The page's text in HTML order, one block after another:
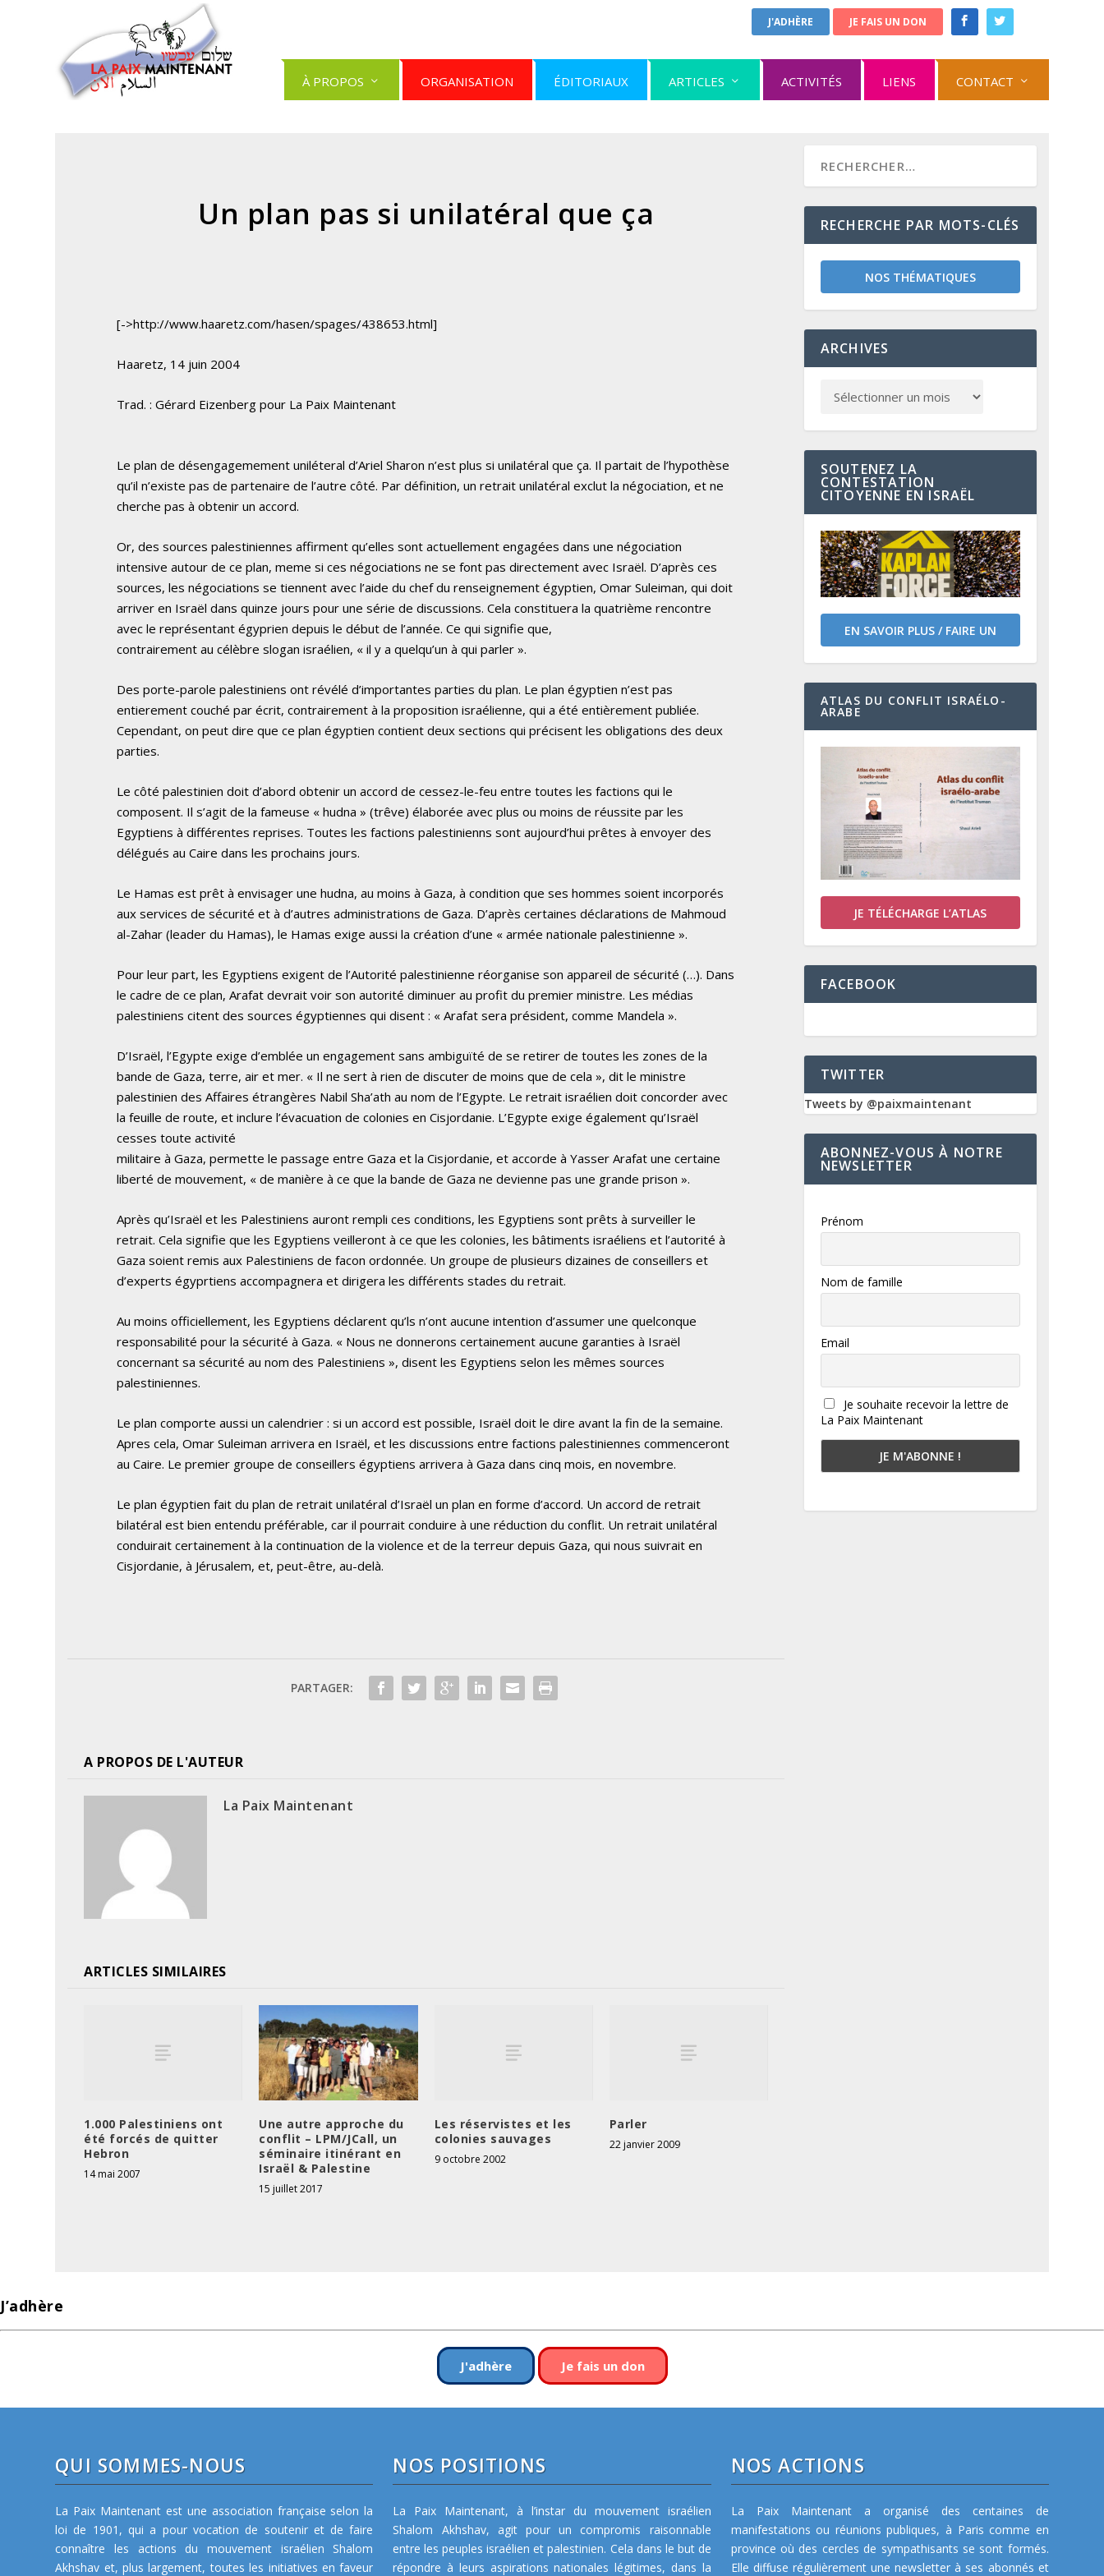
J'ADHÈRE JE FAIS UN DON
À PROPOS ORGANISATION ÉDITORIAUX ARTICLES ACTIVITÉS LIENS CONTACT
Un plan pas si unilatéral que ça
[->http://www.haaretz.com/hasen/spages/438653.html]
Haaretz, 14 juin 2004
Trad. : Gérard Eizenberg pour La Paix Maintenant
Le plan de désengagemement uniléteral d’Ariel Sharon n’est plus si unilatéral que ça. Il partait de l’hypothèse
qu’il n’existe pas de partenaire de l’autre côté. Par définition, un retrait unilatéral exclut la négociation, et ne
cherche pas à obtenir un accord.
Or, des sources palestiniennes affirment qu’elles sont actuellement engagées dans une négociation
intensive autour de ce plan, meme si ces négociations ne se font pas directement avec Israël. D’après ces
sources, les négociations se tiennent avec l’aide du chef du renseignement égyptien, Omar Suleiman, qui doit
arriver en Israël dans quinze jours pour une série de discussions. Cela constituera la quatrième rencontre
avec le représentant égyprien depuis le début de l’année. Ce qui signifie que,
contrairement au célèbre slogan israélien, « il y a quelqu’un à qui parler ».
Des porte-parole palestiniens ont révélé d’importantes parties du plan. Le plan égyptien n’est pas
entierement couché par écrit, contrairement à la proposition israélienne, qui a été entièrement publiée.
Cependant, on peut dire que ce plan égyptien contient deux sections qui précisent les obligations des deux
parties.
Le côté palestinien doit d’abord obtenir un accord de cessez-le-feu entre toutes les factions qui le
composent. Il s’agit de la fameuse « hudna » (trêve) élaborée avec plus ou moins de réussite par les
Egyptiens à différentes reprises. Toutes les factions palestinienns sont aujourd’hui prêtes à envoyer des
délégués au Caire dans les prochains jours.
Le Hamas est prêt à envisager une hudna, au moins à Gaza, à condition que ses hommes soient incorporés
aux services de sécurité et à d’autres administrations de Gaza. D’après certaines déclarations de Mahmoud
al-Zahar (leader du Hamas), le Hamas exige aussi la création d’une « armée nationale palestinienne ».
Pour leur part, les Egyptiens exigent de l’Autorité palestinienne réorganise son appareil de sécurité (…). Dans
le cadre de ce plan, Arafat devrait voir son autorité diminuer au profit du premier ministre. Les médias
palestiniens citent des sources égyptiennes qui disent : « Arafat sera président, comme Mandela ».
D’Israël, l’Egypte exige d’emblée un engagement sans ambiguïté de se retirer de toutes les zones de la
bande de Gaza, terre, air et mer. « Il ne sert à rien de discuter de moins que de cela », dit le ministre
palestinien des Affaires étrangères Nabil Sha’ath au nom de l’Egypte. Le retrait israélien doit concorder avec
la feuille de route, et inclure l’évacuation de colonies en Cisjordanie. L’Egypte exige également qu’Israël
cesses toute activité
militaire à Gaza, permette le passage entre Gaza et la Cisjordanie, et accorde à Yasser Arafat une certaine
liberté de mouvement, « de manière à ce que la bande de Gaza ne devienne pas une grande prison ».
Après qu’Israël et les Palestiniens auront rempli ces conditions, les Egyptiens sont prêts à surveiller le
retrait. Cela signifie que les Egyptiens veilleront à ce que les colonies, les bâtiments israéliens et l’autorité à
Gaza soient remis aux Palestiniens de facon ordonnée. Un groupe de plusieurs dizaines de conseillers et
d’experts égyprtiens accompagnera et dirigera les différents stades du retrait.
Au moins officiellement, les Egyptiens déclarent qu’ls n’ont aucune intention d’assumer une quelconque
responsabilité pour la sécurité à Gaza. « Nous ne donnerons certainement aucune garanties à Israël
concernant sa sécurité au nom des Palestiniens », disent les Egyptiens selon les mêmes sources
palestiniennes.
Le plan comporte aussi un calendrier : si un accord est possible, Israël doit le dire avant la fin de la semaine.
Apres cela, Omar Suleiman arrivera en Israël, et les discussions entre factions palestiniennes commenceront
au Caire. Le premier groupe de conseillers égyptiens arrivera à Gaza dans cinq mois, en novembre.
Le plan égyptien fait du plan de retrait unilatéral d’Israël un plan en forme d’accord. Un accord de retrait
bilatéral est bien entendu préférable, car il pourrait conduire à une réduction du conflit. Un retrait unilatéral
conduirait certainement à la continuation de la violence et de la terreur depuis Gaza, qui nous suivrait en
Cisjordanie, à Jérusalem, et, peut-être, au-delà.
PARTAGER:
A PROPOS DE L'AUTEUR
La Paix Maintenant
ARTICLES SIMILAIRES
1.000 Palestiniens ont
été forcés de quitter
Hebron
14 mai 2007
Une autre approche du
conflit – LPM/JCall, un
séminaire itinérant en
Israël & Palestine
15 juillet 2017
Les réservistes et les
colonies sauvages
9 octobre 2002
Parler
22 janvier 2009
RECHERCHE PAR MOTS-CLÉS
NOS THÉMATIQUES
ARCHIVES
SOUTENEZ LA
CONTESTATION
CITOYENNE EN ISRAËL
EN SAVOIR PLUS / FAIRE UN
DON
ATLAS DU CONFLIT ISRAÉLO-
ARABE
JE TÉLÉCHARGE L’ATLAS
FACEBOOK
TWITTER
Tweets by @paixmaintenant
ABONNEZ-VOUS À NOTRE
NEWSLETTER
Prénom
Nom de famille
Email
Je souhaite recevoir la lettre de
La Paix Maintenant
J’adhère
J'adhère Je fais un don
QUI SOMMES-NOUS
La Paix Maintenant est une association française selon la
loi de 1901, qui a pour vocation de soutenir et de faire
connaître les actions du mouvement israélien Shalom
Akhshav et, plus largement, toutes les initiatives en faveur
NOS POSITIONS
La Paix Maintenant, à l’instar du mouvement israélien
Shalom Akhshav, agit pour un compromis raisonnable
entre les peuples israélien et palestinien. Cela dans le but de
répondre à leurs aspirations nationales légitimes, dans la
NOS ACTIONS
La Paix Maintenant a organisé des centaines de
manifestations ou réunions publiques, à Paris comme en
province où des cercles de sympathisants se sont formés.
Elle diffuse régulièrement une newsletter à ses abonnés et